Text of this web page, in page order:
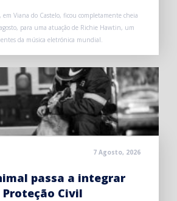
em Viana do Castelo, ficou completamente cheia
para uma atuação de Richie Hawtin, um
da música eletrónica mundial.
7 Agosto, 2026
passa a integrar
Civil